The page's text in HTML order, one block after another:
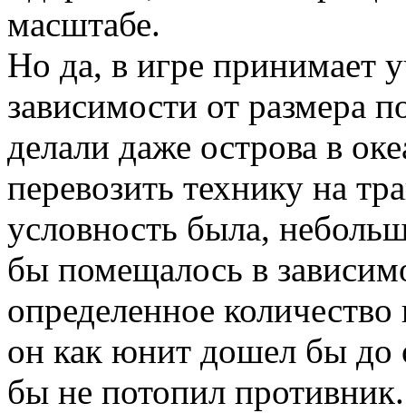
масштабе.
Но да, в игре принимает
зависимости от размера
делали даже острова в
перевозить технику на
условность была,
бы помещалось в
определенное
он как юнит дошел бы до
бы не потопил противник.